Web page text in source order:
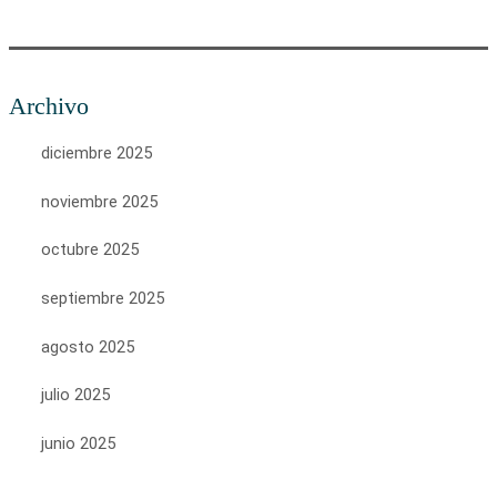
Archivo
diciembre 2025
noviembre 2025
octubre 2025
septiembre 2025
agosto 2025
julio 2025
junio 2025